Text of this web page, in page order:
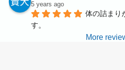
5 years ago
体の詰まり
す。
More